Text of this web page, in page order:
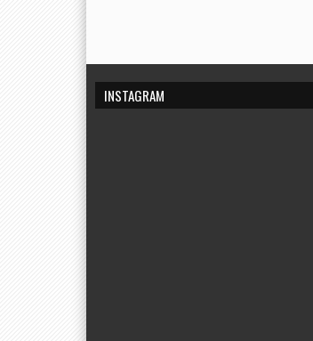
INSTAGRAM